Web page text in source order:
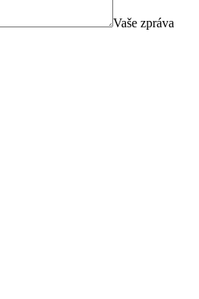
Vaše zpráva